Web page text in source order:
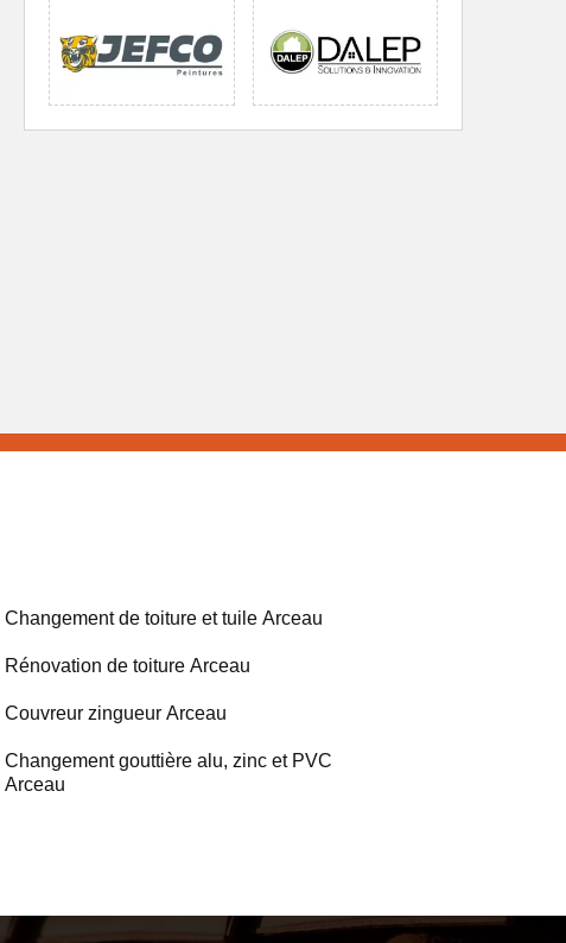
Changement de toiture et tuile Arceau
Rénovation de toiture Arceau
Couvreur zingueur Arceau
Changement gouttière alu, zinc et PVC
Arceau